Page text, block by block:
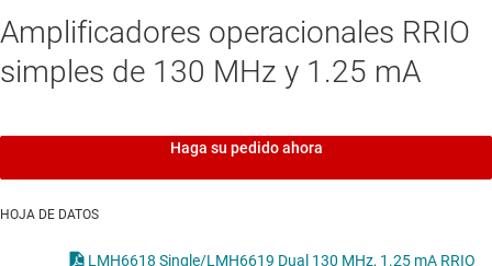
Amplificadores operacionales RRIO
simples de 130 MHz y 1.25 mA
Haga su pedido ahora
HOJA DE DATOS
LMH6618 Single/LMH6619 Dual 130 MHz, 1.25 mA RRIO